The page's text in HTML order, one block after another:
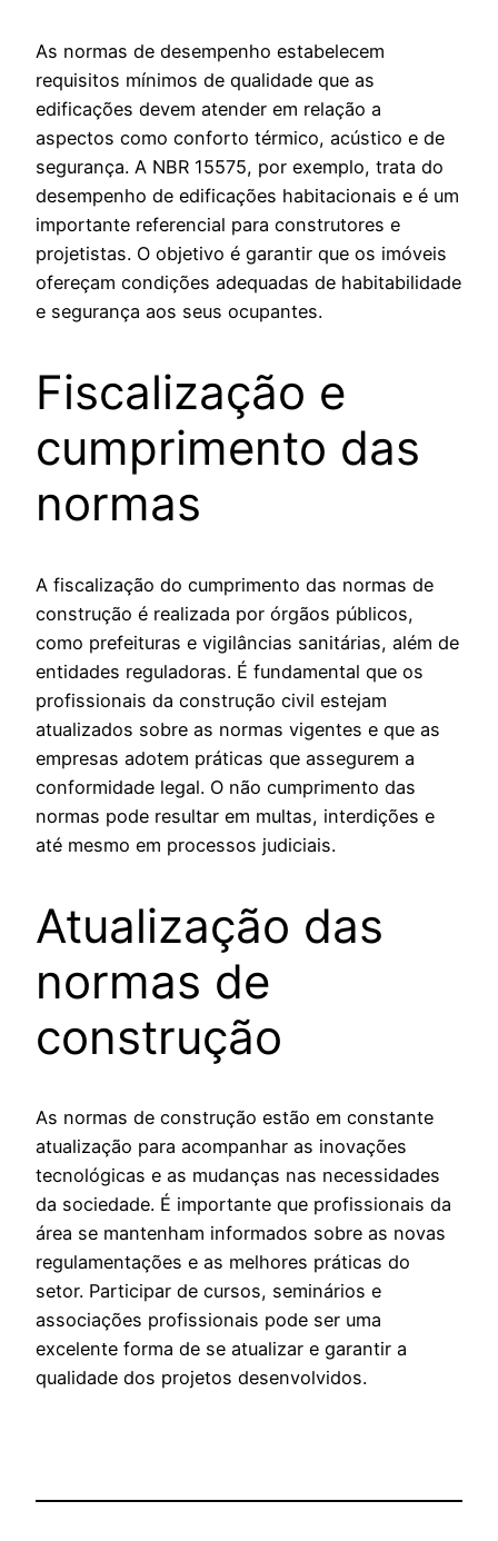
As normas de desempenho estabelecem
requisitos mínimos de qualidade que as
edificações devem atender em relação a
aspectos como conforto térmico, acústico e de
segurança. A NBR 15575, por exemplo, trata do
desempenho de edificações habitacionais e é um
importante referencial para construtores e
projetistas. O objetivo é garantir que os imóveis
ofereçam condições adequadas de habitabilidade
e segurança aos seus ocupantes.
Fiscalização e
cumprimento das
normas
A fiscalização do cumprimento das normas de
construção é realizada por órgãos públicos,
como prefeituras e vigilâncias sanitárias, além de
entidades reguladoras. É fundamental que os
profissionais da construção civil estejam
atualizados sobre as normas vigentes e que as
empresas adotem práticas que assegurem a
conformidade legal. O não cumprimento das
normas pode resultar em multas, interdições e
até mesmo em processos judiciais.
Atualização das
normas de
construção
As normas de construção estão em constante
atualização para acompanhar as inovações
tecnológicas e as mudanças nas necessidades
da sociedade. É importante que profissionais da
área se mantenham informados sobre as novas
regulamentações e as melhores práticas do
setor. Participar de cursos, seminários e
associações profissionais pode ser uma
excelente forma de se atualizar e garantir a
qualidade dos projetos desenvolvidos.